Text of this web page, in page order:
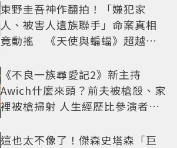
東野圭吾神作翻拍！「嫌犯家
人、被害人遺族聯手」命案真相
竟動搖 《天使與蝙蝠》超越懸
《不良一族尋愛記2》新主持
Awich什麼來頭？前夫被槍殺、家
裡被槍掃射 人生經歷比參演者還
這也太不像了！傑森史塔森「巨